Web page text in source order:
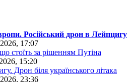
Російський дрон в Лейпцигу
17:07
стоїть за рішенням Путіна
15:20
Дрон біля українського літака
23:36